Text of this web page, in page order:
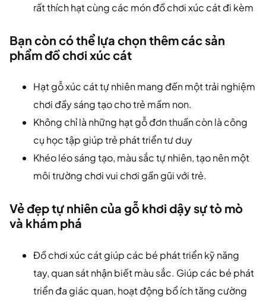
rất thích hạt cùng các món đồ chơi xúc cát đi kèm
Bạn còn có thể lựa chọn thêm các sản
phẩm đồ chơi xúc cát
Hạt gỗ xúc cát tự nhiên mang đến một trải nghiệm
chơi đầy sáng tạo cho trẻ mầm non.
Không chỉ là những hạt gỗ đơn thuần còn là công
cụ học tập giúp trẻ phát triển tư duy
Khéo léo sáng tạo, màu sắc tự nhiên, tạo nên một
môi trường chơi vui chơi gần gũi với trẻ.
Vẻ đẹp tự nhiên của gỗ khơi dậy sự tò mò
và khám phá
Đồ chơi xúc cát giúp các bé phát triển kỹ năng
tay, quan sát nhận biết màu sắc. Giúp các bé phát
triển đa giác quan, hoạt động bổ ích tăng cường